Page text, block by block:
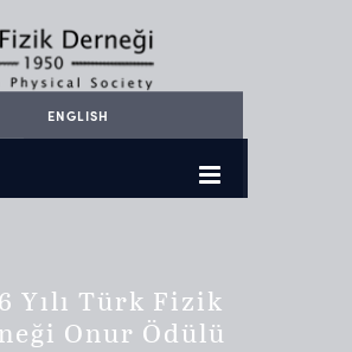
ENGLISH
Yılı Türk Fizik
Onur Ödülü